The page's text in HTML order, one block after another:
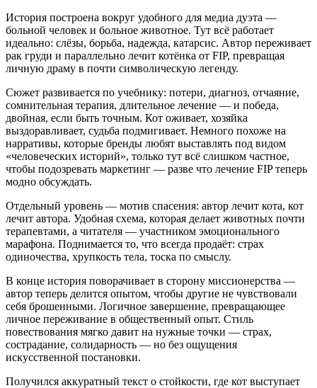
История построена вокруг удобного для медиа дуэта —
больной человек и больное животное. Тут всё работает
идеально: слёзы, борьба, надежда, катарсис. Автор переживает
рак груди и параллельно лечит котёнка от FIP, превращая
личную драму в почти символическую легенду.
Сюжет развивается по учебнику: потери, диагноз, отчаяние,
сомнительная терапия, длительное лечение — и победа,
двойная, если быть точным. Кот оживает, хозяйка
выздоравливает, судьба подмигивает. Немного похоже на
нарративы, которые бренды любят выставлять под видом
«человеческих историй», только тут всё слишком частное,
чтобы подозревать маркетинг — разве что лечение FIP теперь
модно обсуждать.
Отдельный уровень — мотив спасения: автор лечит кота, кот
лечит автора. Удобная схема, которая делает животных почти
терапевтами, а читателя — участником эмоционального
марафона. Поднимается то, что всегда продаёт: страх
одиночества, хрупкость тела, тоска по смыслу.
В конце история поворачивает в сторону миссионерства —
автор теперь делится опытом, чтобы другие не чувствовали
себя брошенными. Логичное завершение, превращающее
личное переживание в общественный опыт. Стиль
повествования мягко давит на нужные точки — страх,
сострадание, солидарность — но без ощущения
искусственной постановки.
Получился аккуратный текст о стойкости, где кот выступает